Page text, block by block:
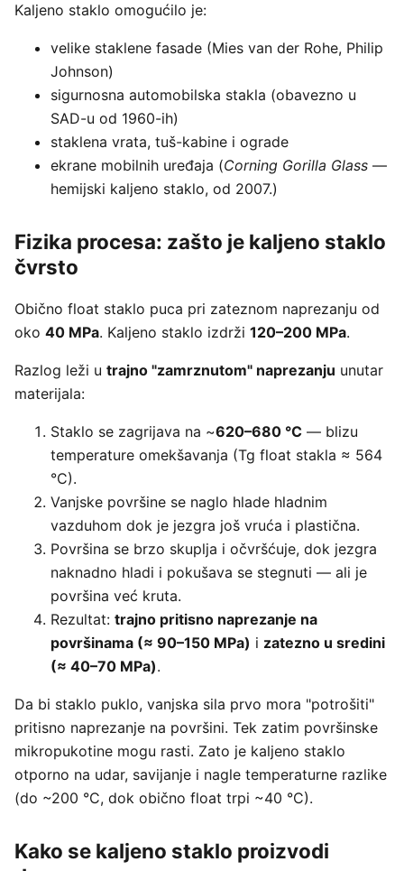
Kaljeno staklo omogućilo je:
velike staklene fasade (Mies van der Rohe, Philip
Johnson)
sigurnosna automobilska stakla (obavezno u
SAD-u od 1960-ih)
staklena vrata, tuš-kabine i ograde
ekrane mobilnih uređaja (Corning Gorilla Glass —
hemijski kaljeno staklo, od 2007.)
Fizika procesa: zašto je kaljeno staklo
čvrsto
Obično float staklo puca pri zateznom naprezanju od
oko 40 MPa. Kaljeno staklo izdrži 120–200 MPa.
Razlog leži u trajno "zamrznutom" naprezanju unutar
materijala:
Staklo se zagrijava na ~620–680 °C — blizu
temperature omekšavanja (Tg float stakla ≈ 564
°C).
Vanjske površine se naglo hlade hladnim
vazduhom dok je jezgra još vruća i plastična.
Površina se brzo skuplja i očvršćuje, dok jezgra
naknadno hladi i pokušava se stegnuti — ali je
površina već kruta.
Rezultat: trajno pritisno naprezanje na
površinama (≈ 90–150 MPa) i zatezno u sredini
(≈ 40–70 MPa).
Da bi staklo puklo, vanjska sila prvo mora "potrošiti"
pritisno naprezanje na površini. Tek zatim površinske
mikropukotine mogu rasti. Zato je kaljeno staklo
otporno na udar, savijanje i nagle temperaturne razlike
(do ~200 °C, dok obično float trpi ~40 °C).
Kako se kaljeno staklo proizvodi